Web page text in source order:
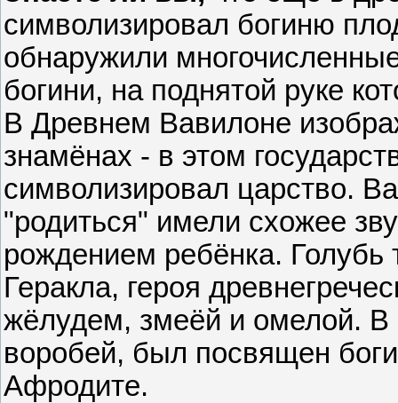
символизировал богиню
обнаружили
богини, на поднятой руке
В Древнем Вавилоне
знамёнах - в этом
символизировал царство.
"родиться" имели схожее
рождением ребёнка. Голубь
Геракла, героя
жёлудем, змеёй и омелой. В
воробей, был посвящен
Афродите.